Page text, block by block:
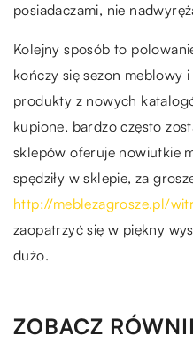
posiadaczami, nie
Kolejny sposób to
kończy się sezon meblowy
produkty z nowych
kupione, bardzo często
sklepów oferuje nowiutkie
spędziły w sklepie, za
http://meblezagrosze.pl/
zaopatrzyć się w piękny
dużo.
ZOBACZ